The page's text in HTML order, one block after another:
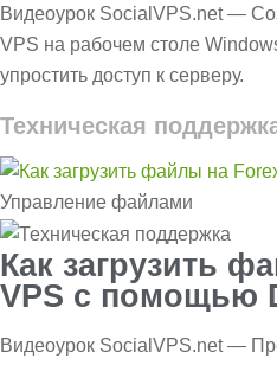
Видеоурок SocialVPS.net —
VPS на рабочем столе
упростить доступ к серверу.
Техническая
Управление файлами
Как загрузить
VPS с помощью
Видеоурок SocialVPS.net —